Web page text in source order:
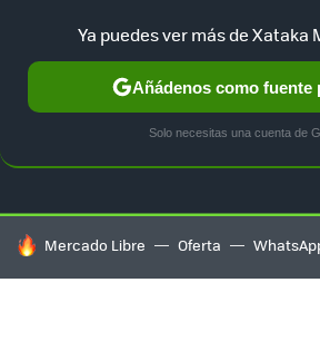
HOY SE HABLA DE
Mercado Libre Oferta
Ya puedes ver más de Xataka
Añádenos como fuente
Solo necesitas una cuenta de